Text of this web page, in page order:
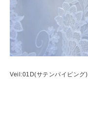
Veil:01D(サテンパイピング)